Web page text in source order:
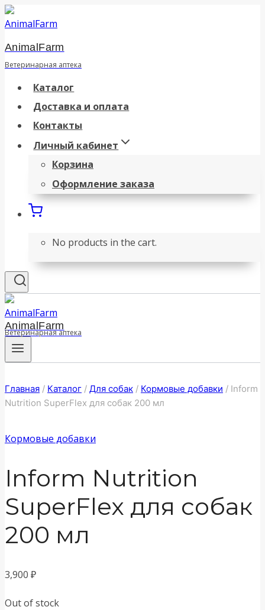
Перейти
к
содержанию
AnimalFarm
Ветеринарная аптека
Каталог
Доставка и оплата
Контакты
Личный кабинет
Корзина
Оформление заказа
No products in the cart.
AnimalFarm
Ветеринарная аптека
Главная / Каталог / Для собак / Кормовые добавки / Inform
Nutrition SuperFlex для собак 200 мл
Кормовые добавки
Inform Nutrition
SuperFlex для собак
200 мл
3,900 ₽
Out of stock